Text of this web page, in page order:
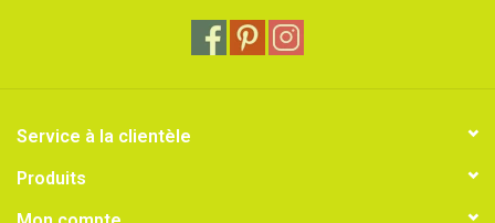
Service à la clientèle
Produits